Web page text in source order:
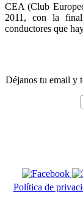
CEA (Club
2011, con la
conductores que
Déjanos tu email y
Política de